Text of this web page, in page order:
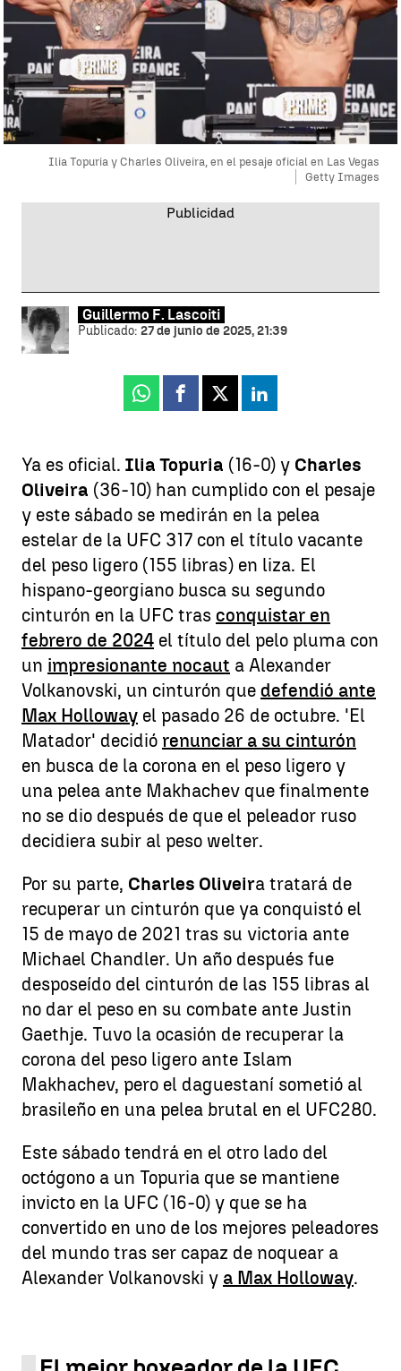
Ilia Topuria y Charles Oliveira, en el pesaje oficial en Las Vegas
Getty Images
Guillermo F. Lascoiti
Publicado: 27 de junio de 2025, 21:39
Whatsapp
Facebook
X Linkedin
Ya es oficial. Ilia Topuria (16-0) y Charles
Oliveira (36-10) han cumplido con el pesaje
y este sábado se medirán en la pelea
estelar de la UFC 317 con el título vacante
del peso ligero (155 libras) en liza. El
hispano-georgiano busca su segundo
cinturón en la UFC tras conquistar en
febrero de 2024 el título del pelo pluma con
un impresionante nocaut a Alexander
Volkanovski, un cinturón que defendió ante
Max Holloway el pasado 26 de octubre. 'El
Matador' decidió renunciar a su cinturón
en busca de la corona en el peso ligero y
una pelea ante Makhachev que finalmente
no se dio después de que el peleador ruso
decidiera subir al peso welter.
Por su parte, Charles Oliveira tratará de
recuperar un cinturón que ya conquistó el
15 de mayo de 2021 tras su victoria ante
Michael Chandler. Un año después fue
desposeído del cinturón de las 155 libras al
no dar el peso en su combate ante Justin
Gaethje. Tuvo la ocasión de recuperar la
corona del peso ligero ante Islam
Makhachev, pero el daguestaní sometió al
brasileño en una pelea brutal en el UFC280.
Este sábado tendrá en el otro lado del
octógono a un Topuria que se mantiene
invicto en la UFC (16-0) y que se ha
convertido en uno de los mejores peleadores
del mundo tras ser capaz de noquear a
Alexander Volkanovski y a Max Holloway.